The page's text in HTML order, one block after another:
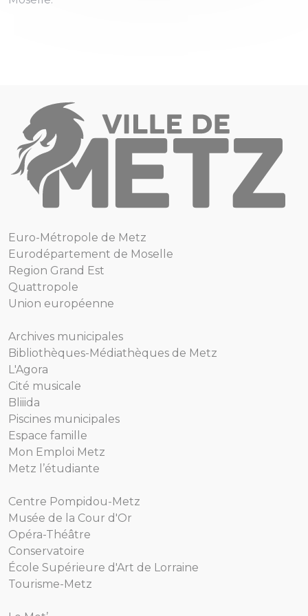
Euro-Métropole de Metz
Eurodépartement de Moselle
Region Grand Est
Quattropole
Union européenne
Archives municipales
Bibliothèques-Médiathèques de Metz
L'Agora
Cité musicale
Bliiida
Piscines municipales
Espace famille
Mon Emploi Metz
Metz l’étudiante
Centre Pompidou-Metz
Musée de la Cour d'Or
Opéra-Théâtre
Conservatoire
École Supérieure d'Art de Lorraine
Tourisme-Metz